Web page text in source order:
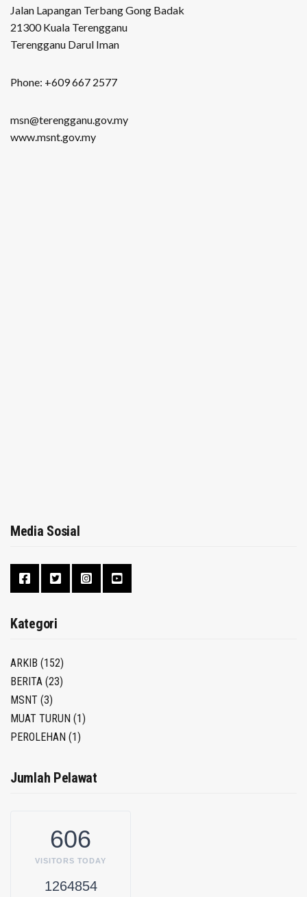
Jalan Lapangan Terbang Gong Badak
21300 Kuala Terengganu
Terengganu Darul Iman
Phone: +609 667 2577
msn@terengganu.gov.my
www.msnt.gov.my
Media Sosial
Kategori
ARKIB (152)
BERITA (23)
MSNT (3)
MUAT TURUN (1)
PEROLEHAN (1)
Jumlah Pelawat
606
VISITORS TODAY
1264854